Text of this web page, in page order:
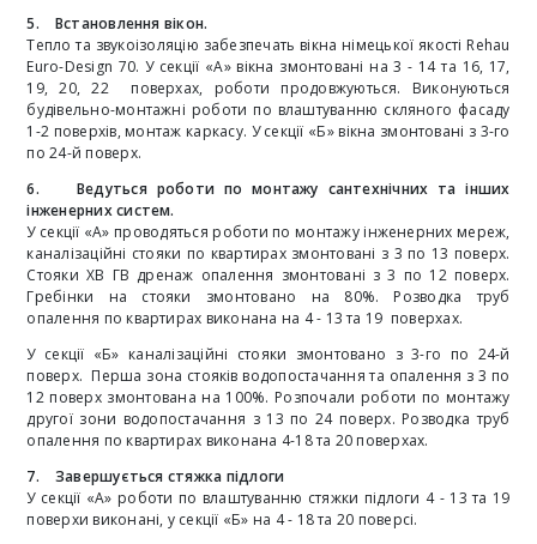
5. Встановлення вікон.
Тепло та звукоізоляцію забезпечать вікна німецької якості Rehau
Euro-Design 70.У секції «А» вікна змонтовані на 3 - 14 та 16, 17,
19, 20, 22 поверхах, роботи продовжуються. Виконуються
будівельно-монтажні роботи по влаштуванню скляного фасаду
1-2 поверхів, монтаж каркасу. У секції «Б» вікна змонтовані з 3-го
по 24-й поверх.
6. Ведуться роботи по монтажу сантехнічних та інших
інженерних систем.
У секції «А» проводяться роботи по монтажу інженерних мереж,
каналізаційні стояки по квартирах змонтовані з 3 по 13 поверх.
Стояки ХВ ГВ дренаж опалення змонтовані з 3 по 12 поверх.
Гребінки на стояки змонтовано на 80%. Розводка труб
опалення по квартирах виконана на 4 - 13 та 19 поверхах.
У секції «Б» каналізаційні стояки змонтовано з 3-го по 24-й
поверх. Перша зона стояків водопостачання та опалення з 3 по
12 поверх змонтована на 100%. Розпочали роботи по монтажу
другої зони водопостачання з 13 по 24 поверх. Розводка труб
опалення по квартирах виконана 4-18 та 20 поверхах.
7. Завершується стяжка підлоги
У секції «А» роботи по влаштуванню стяжки підлоги 4 - 13 та 19
поверхи виконані, у секції «Б» на 4 - 18 та 20 поверсі.